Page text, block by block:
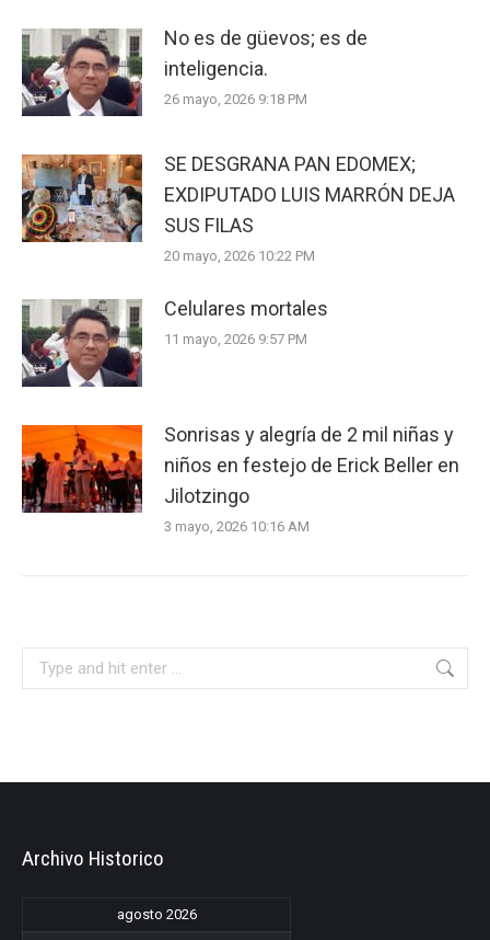
No es de güevos; es de
inteligencia.
26 mayo, 2026 9:18 PM
SE DESGRANA PAN EDOMEX;
EXDIPUTADO LUIS MARRÓN DEJA
SUS FILAS
20 mayo, 2026 10:22 PM
Celulares mortales
11 mayo, 2026 9:57 PM
Sonrisas y alegría de 2 mil niñas y
niños en festejo de Erick Beller en
Jilotzingo
3 mayo, 2026 10:16 AM
Archivo Historico
agosto 2026